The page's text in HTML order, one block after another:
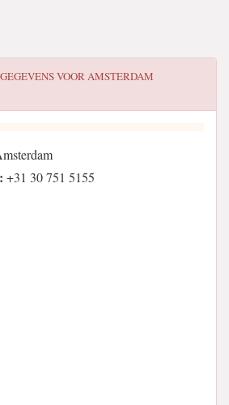
VOORAMSTERDAM
+31 30 751 5155